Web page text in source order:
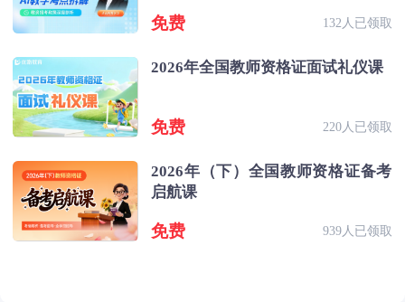
免费 132人已领取
2026年全国教师资格证面试礼仪课
免费 220人已领取
2026年（下）全国教师资格证备考
启航课
免费 939人已领取